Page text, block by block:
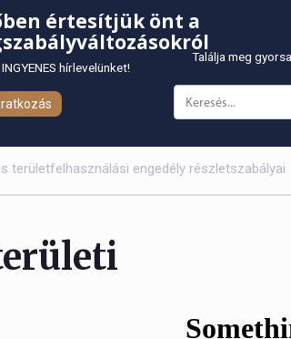
értesítjük önt a
hírlevelünket!
Találja meg
területfelhasználási engedély részletszabályai